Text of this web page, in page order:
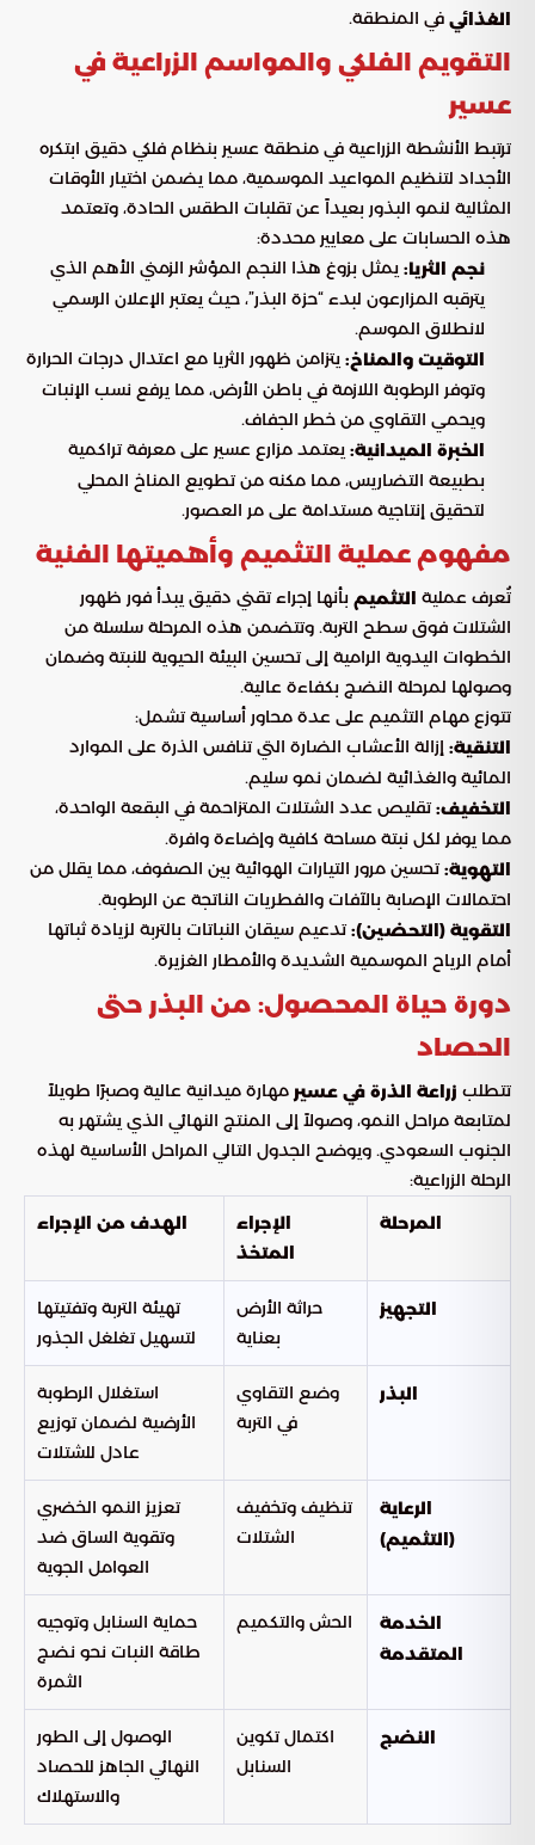
الغذائي في المنطقة.
التقويم الفلكي والمواسم الزراعية في
عسير
ترتبط الأنشطة الزراعية في منطقة عسير بنظام فلكي دقيق ابتكره
الأجداد لتنظيم المواعيد الموسمية، مما يضمن اختيار الأوقات
المثالية لنمو البذور بعيداً عن تقلبات الطقس الحادة، وتعتمد
هذه الحسابات على معايير محددة:
نجم الثريا: يمثل بزوغ هذا النجم المؤشر الزمني الأهم الذي
يترقبه المزارعون لبدء “حزة البذر”، حيث يعتبر الإعلان الرسمي
لانطلاق الموسم.
التوقيت والمناخ: يتزامن ظهور الثريا مع اعتدال درجات الحرارة
وتوفر الرطوبة اللازمة في باطن الأرض، مما يرفع نسب الإنبات
ويحمي التقاوي من خطر الجفاف.
الخبرة الميدانية: يعتمد مزارع عسير على معرفة تراكمية
بطبيعة التضاريس، مما مكنه من تطويع المناخ المحلي
لتحقيق إنتاجية مستدامة على مر العصور.
مفهوم عملية التثميم وأهميتها الفنية
تُعرف عملية التثميم بأنها إجراء تقني دقيق يبدأ فور ظهور
الشتلات فوق سطح التربة. وتتضمن هذه المرحلة سلسلة من
الخطوات اليدوية الرامية إلى تحسين البيئة الحيوية للنبتة وضمان
وصولها لمرحلة النضج بكفاءة عالية.
تتوزع مهام التثميم على عدة محاور أساسية تشمل:
التنقية: إزالة الأعشاب الضارة التي تنافس الذرة على الموارد
المائية والغذائية لضمان نمو سليم.
التخفيف:تقليص عدد الشتلات المتزاحمة في البقعة الواحدة،
مما يوفر لكل نبتة مساحة كافية وإضاءة وافرة.
التهوية:تحسين مرور التيارات الهوائية بين الصفوف، مما يقلل من
احتمالات الإصابة بالآفات والفطريات الناتجة عن الرطوبة.
التقوية (التحضين):تدعيم سيقان النباتات بالتربة لزيادة ثباتها
أمام الرياح الموسمية الشديدة والأمطار الغزيرة.
دورة حياة المحصول: من البذر حتى
الحصاد
تتطلب زراعة الذرة في عسير مهارة ميدانية عالية وصبرًا طويلاً
لمتابعة مراحل النمو، وصولاً إلى المنتج النهائي الذي يشتهر به
الجنوب السعودي. ويوضح الجدول التالي المراحل الأساسية لهذه
الرحلة الزراعية:
المرحلة
الإجراء
المتخذ
الهدف من الإجراء
التجهيز
حراثة الأرض
بعناية
تهيئة التربة وتفتيتها
لتسهيل تغلغل الجذور
البذر
وضع التقاوي
في التربة
استغلال الرطوبة
الأرضية لضمان توزيع
عادل للشتلات
الرعاية
(التثميم)
تنظيف وتخفيف
الشتلات
تعزيز النمو الخضري
وتقوية الساق ضد
العوامل الجوية
الخدمة
المتقدمة
الحش والتكميم
حماية السنابل وتوجيه
طاقة النبات نحو نضج
الثمرة
النضج
اكتمال تكوين
السنابل
الوصول إلى الطور
النهائي الجاهز للحصاد
والاستهلاك